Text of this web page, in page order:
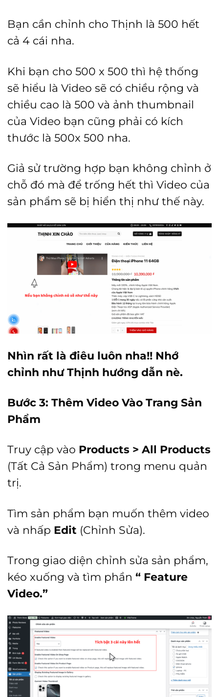
Bạn cần chỉnh cho Thịnh là 500 hết
cả 4 cái nha.
Khi bạn cho 500 x 500 thì hệ thống
sẽ hiểu là Video sẽ có chiều rộng và
chiều cao là 500 và ảnh thumbnail
của Video bạn cũng phải có kích
thước là 500x 500 nha.
Giả sử trường hợp bạn không chỉnh ở
chỗ đó mà để trống hết thì Video của
sản phẩm sẽ bị hiển thị như thế này.
Nhìn rất là điêu luôn nha!! Nhớ
chỉnh như Thịnh hướng dẫn nè.
Bước 3: Thêm Video Vào Trang Sản
Phẩm
Truy cập vào Products > All Products
(Tất Cả Sản Phẩm) trong menu quản
trị.
Tìm sản phẩm bạn muốn thêm video
và nhấp Edit (Chỉnh Sửa).
Trong giao diện chỉnh sửa sản phẩm,
kéo xuống và tìm phần “ Feature
Video.”